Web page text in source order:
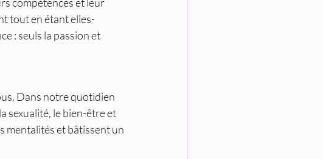
tout en étant elles-
: seuls la passion et
Dans notre quotidien
sexualité, le bien-être et
mentalités et bâtissent un